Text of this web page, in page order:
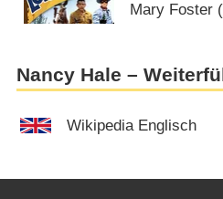
Mary Foster
Nancy Hale –
Wikipedia Englisch